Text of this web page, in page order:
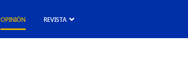
OPINIÓN REVISTA